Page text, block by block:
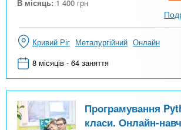
В місяць: 1 400 грн
Кривий Ріг Металургійний Онлайн
8 місяців - 64 заняття
Програмування
класи. Онлайн-